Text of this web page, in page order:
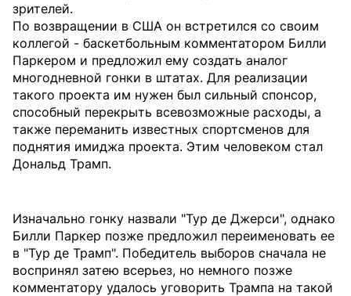
зрителей.
По возвращении в США он встретился со своим
коллегой - баскетбольным комментатором Билли
Паркером и предложил ему создать аналог
многодневной гонки в штатах. Для реализации
такого проекта им нужен был сильный спонсор,
способный перекрыть всевозможные расходы, а
также переманить известных спортсменов для
поднятия имиджа проекта. Этим человеком стал
Дональд Трамп.
Изначально гонку назвали "Тур де Джерси", однако
Билли Паркер позже предложил переименовать ее
в "Тур де Трамп". Победитель выборов сначала не
воспринял затею всерьез, но немного позже
комментатору удалось уговорить Трампа на такой